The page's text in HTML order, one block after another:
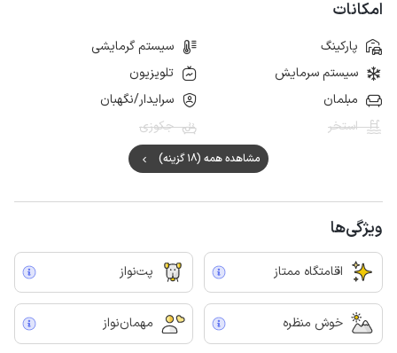
امکانات
پارکینگ
سیستم گرمایشی
سیستم سرمایش
تلویزیون
مبلمان
سرایدار/نگهبان
استخر
جکوزی
مشاهده همه (18 گزینه)
ویژگی‌ها
اقامتگاه ممتاز پت‌نواز
خوش منظره مهمان‌نواز